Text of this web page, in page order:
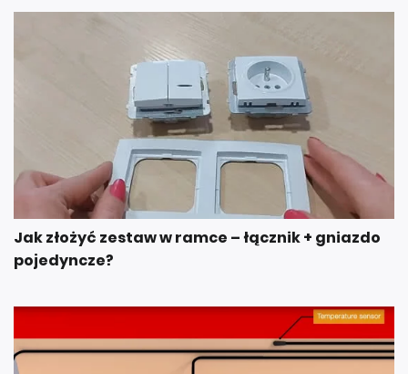
Jak złożyć zestaw w ramce – łącznik + gniazdo
pojedyncze?